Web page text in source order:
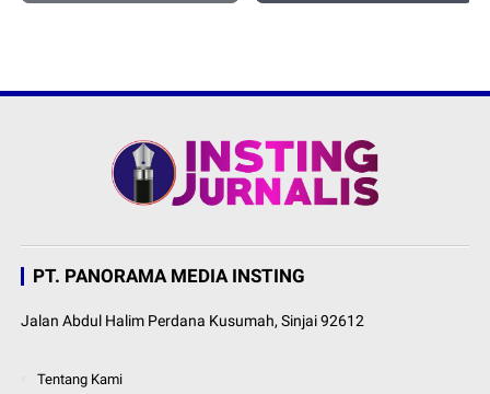
PT. PANORAMA MEDIA INSTING
Jalan Abdul Halim Perdana Kusumah, Sinjai 92612
Tentang Kami